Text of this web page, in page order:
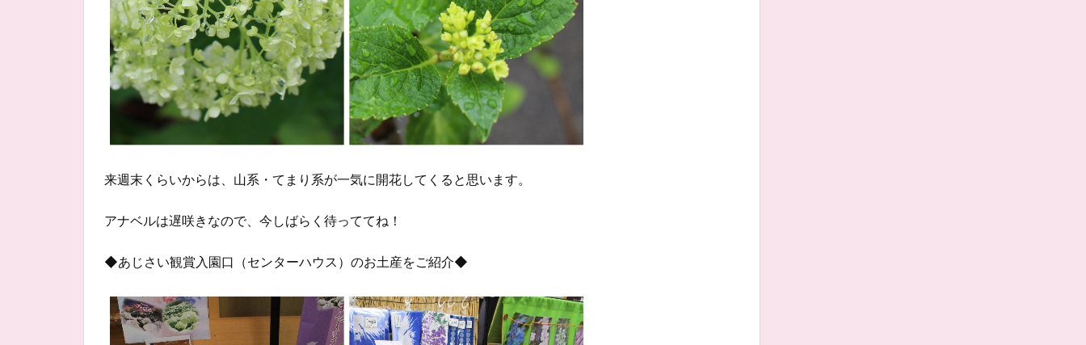
来週末くらいからは、山系・てまり系が一気に開花してくると思います。
アナベルは遅咲きなので、今しばらく待っててね！
◆あじさい観賞入園口（センターハウス）のお土産をご紹介◆